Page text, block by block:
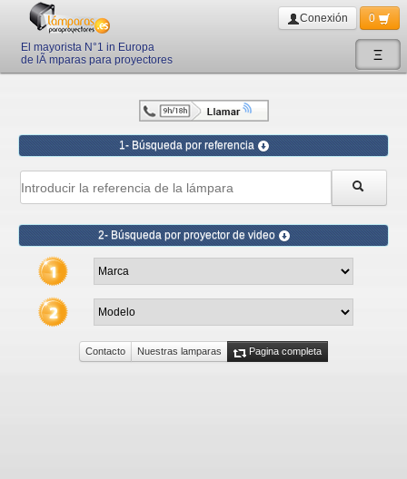
Ξ
El mayorista N°1 in Europa
de lÃ mparas para proyectores
Conexión 0
1- Búsqueda por referencia
2- Búsqueda por proyector de video
Contacto Nuestras lamparas Pagina completa